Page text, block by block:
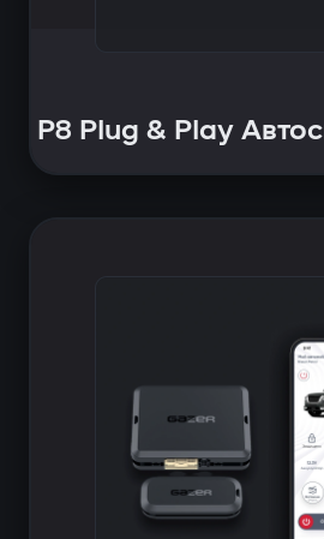
P8 Plug & Play